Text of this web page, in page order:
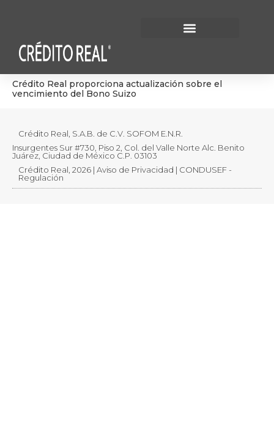
Crédito Real proporciona actualización sobre el
vencimiento del Bono Suizo
Crédito Real, S.A.B. de C.V. SOFOM E.N.R.
Insurgentes Sur #730, Piso 2, Col. del Valle Norte Alc. Benito
Juárez, Ciudad de México C.P. 03103
Crédito Real, 2026 | Aviso de Privacidad | CONDUSEF -
Regulación